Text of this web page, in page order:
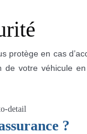
protège en cas
votre véhicule
?